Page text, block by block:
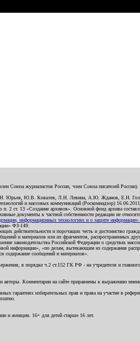
Союза журналистов России, член Союза писателей
Ю.Н. Юрьев, Ю.В. Ковалев, Л.Н. Левина, А.Ю. Жданов, Е.Н.
и массовых коммуникаций (Роскомнадзор)
п. 2 ст. 13 «Создание архивов». Основной фонд архива
документы к частной собственности редакции не
информационных технологиях и о защите
ФЗ-149.
действительности и порочащих честь и достоинство
и материалов или их фрагментов, распространенных
законодательства Российской Федерации о средствах
«по делам, вытекающим из содержания
содержание сообщений и материалов».
в порядке ч.2 ст.152 ГК РФ - на учредителя и главного
авторы. Комментарии на сайте приравнены к выражению
избирательных прав и права на участие в
и женщин. 16+ для детей старше 16 лет.